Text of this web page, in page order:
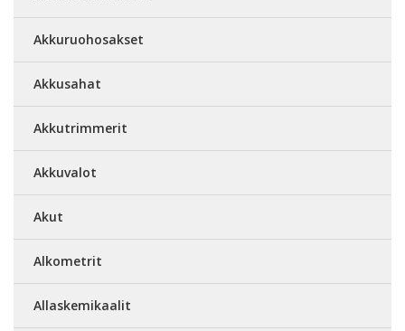
Akkuruohosakset
Akkusahat
Akkutrimmerit
Akkuvalot
Akut
Alkometrit
Allaskemikaalit